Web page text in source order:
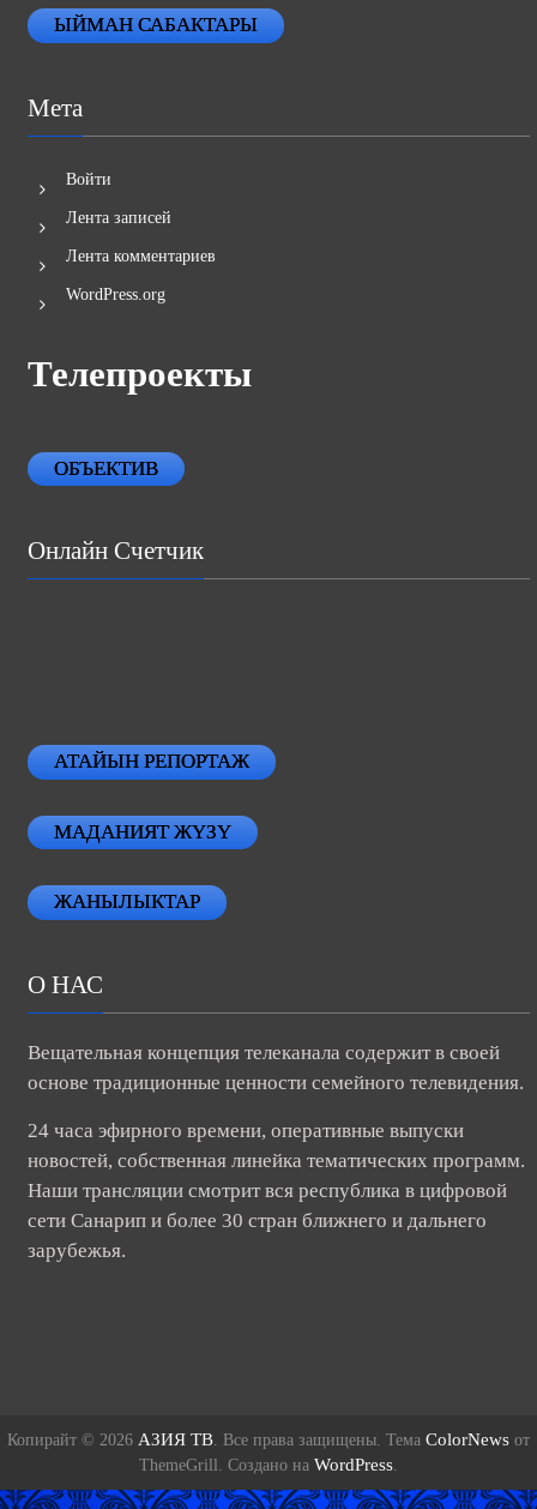
ЫЙМАН САБАКТАРЫ
Мета
Войти
Лента записей
Лента комментариев
WordPress.org
Телепроекты
ОБЪЕКТИВ
Онлайн Счетчик
АТАЙЫН РЕПОРТАЖ
МАДАНИЯТ ЖҮЗҮ
ЖАНЫЛЫКТАР
О НАС
Вещательная концепция телеканала содержит в своей
основе традиционные ценности семейного телевидения.
24 часа эфирного времени, оперативные выпуски
новостей, собственная линейка тематических программ.
Наши трансляции смотрит вся республика в цифровой
сети Санарип и более 30 стран ближнего и дальнего
зарубежья.
Копирайт © 2026 АЗИЯ ТВ . Все права защищены. Тема ColorNews от
ThemeGrill. Создано на WordPress